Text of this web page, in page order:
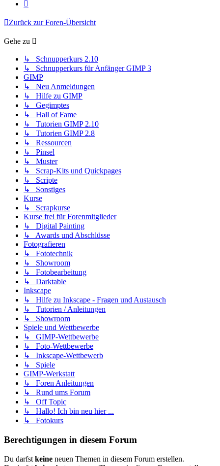
Zurück zur Foren-Übersicht
Gehe zu
↳ Schnupperkurs 2.10
↳ Schnupperkurs für Anfänger GIMP 3
GIMP
↳ Neu Anmeldungen
↳ Hilfe zu GIMP
↳ Gegimptes
↳ Hall of Fame
↳ Tutorien GIMP 2.10
↳ Tutorien GIMP 2.8
↳ Ressourcen
↳ Pinsel
↳ Muster
↳ Scrap-Kits und Quickpages
↳ Scripte
↳ Sonstiges
Kurse
↳ Scrapkurse
Kurse frei für Forenmitglieder
↳ Digital Painting
↳ Awards und Abschlüsse
Fotografieren
↳ Fototechnik
↳ Showroom
↳ Fotobearbeitung
↳ Darktable
Inkscape
↳ Hilfe zu Inkscape - Fragen und Austausch
↳ Tutorien / Anleitungen
↳ Showroom
Spiele und Wettbewerbe
↳ GIMP-Wettbewerbe
↳ Foto-Wettbewerbe
↳ Inkscape-Wettbewerb
↳ Spiele
GIMP-Werkstatt
↳ Foren Anleitungen
↳ Rund ums Forum
↳ Off Topic
↳ Hallo! Ich bin neu hier ...
↳ Fotokurs
Berechtigungen in diesem Forum
Du darfst keine neuen Themen in diesem Forum erstellen.